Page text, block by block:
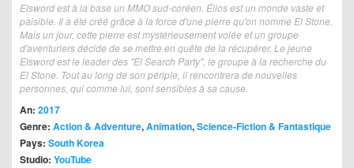
Elsword est à la base un MMO sud-coréen. Élios est un monde vaste et
paisible. Il a été créé grâce à la force d'une pierre qu'on nomme El Stone.
Mais un jour, cette pierre est mystérieusement volée et un groupe
d'aventuriers décide de se mettre en quête de la récupérer. Le jeune
Elsword est le leader des "El Search Party", le groupe à la recherche du
El Stone. Tout au long de son périple, il rencontrera de nouvelles
personnes, qui comme lui, sont sensibles à sa cause.
An: 2017
Genre: Action & Adventure,Animation,Science-Fiction & Fantastique
Pays: South Korea
Studio: YouTube